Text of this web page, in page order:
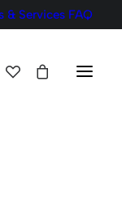
& Services FAQ
de